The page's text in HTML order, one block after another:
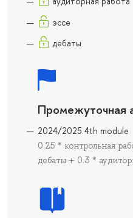
эссе
дебаты
Промежуточная
2024/2025 4th module
0.25 * контрольная
дебаты + 0.3 *